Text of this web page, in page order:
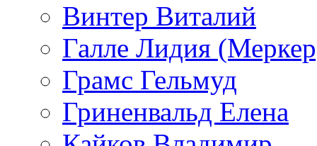
Винтер Виталий
Галле Лидия
Грамс Гельмуд
Гриненвальд Елена